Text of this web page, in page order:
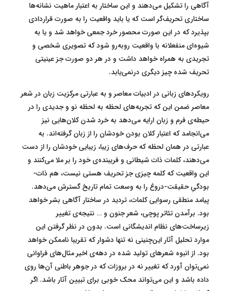
آگاهی را تشکیل می‌دهند و این ساختار به اعتبار ماهیت نشانه‌ها
ساختاری تحریف‌گر است که یا باید واقعیت را به صورت قراردادی
بپذیرد که در این صورت محصور خرد جمعی خواهد شد و یا به
شیوه‌ای منفعلانه با واقعیت روبه‌رو شود که تصویری شخصی و
تجریدی به همراه خواهد داشت و در هر دو صورت جز عینیتی
تحریف شده چیز دیگری در‌نمی‌یابد.
رویکردهای زبانی در ادبیات معاصر و به عبارتی مرکزیت زبان در شعر
معاصر ضمن این که تجربه‌های لحظه به لحظه نو و جدیدی را در
حیطه‌ی فرم و زبان ارایه می‌دهد به خرد شدن کلان‌هایی نیز
می‌انجامد که اعتبار کلان بودن خودشان را از زبان گرفته‌اند. به
عبارتی در همان لحظه که حرف‌های زیبا، زیبایی خودشان را از دست
می‌دهند، کلمات ذات شیطانی و فریبنده‌ی خود را بر ملا می‌کنند و
این واقعیت که کلمه چیزی جز تحریف هستی نیست، هم ذات-
بودگیِ حقیقت-دروغ را به وسعت تمام تاریخ گسترش می‌دهد.
پیامد منطقی رسوایی کلمات، تردید در ساختار آگاهی بشر خواهد
بود. برآمدن تئاتر پوچی، شعر جنون و … نتیجه‌ی تغییر
زیرساخت‌های نظام اندیشگانی‌ است. بدون در نظر گرفتن این
موارد تحلیل آثار این‌چنینی نه تنها دشوار که تقریبا ناممکن خواهد
بود. از انبوه شعرهای تولید شده در دهه‌ی اخیر مثال‌های فراوانی
نمی‌توان آورد که تغییر نه در بروزات که در جوهر باطنی آن‌ها روی
داده باشد و این می‌تواند محک خوبی برای تبیین آثار باشد. اگر